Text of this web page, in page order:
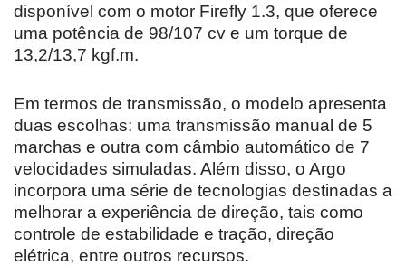
disponível com o motor Firefly 1.3, que oferece
uma potência de 98/107 cv e um torque de
13,2/13,7 kgf.m.
Em termos de transmissão, o modelo apresenta
duas escolhas: uma transmissão manual de 5
marchas e outra com câmbio automático de 7
velocidades simuladas. Além disso, o Argo
incorpora uma série de tecnologias destinadas a
melhorar a experiência de direção, tais como
controle de estabilidade e tração, direção
elétrica, entre outros recursos.